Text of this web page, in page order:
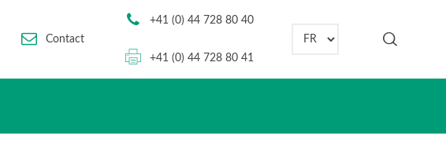
Contact
+41 (0) 44 728 80 40
+41 (0) 44 728 80 41